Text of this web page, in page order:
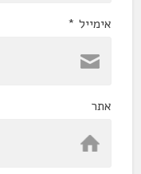
אימייל *
אתר